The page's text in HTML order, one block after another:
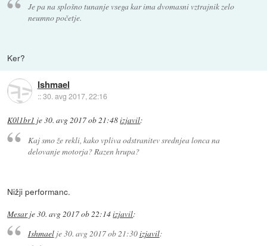
Je pa na splošno tunanje vsega kar ima dvomasni vztrajnik zelo
neumno početje.
Ker?
Ishmael
::30. avg 2017, 22:16
K0l1br1 je30. avg 2017 ob 21:48izjavil:
Kaj smo že rekli, kako vpliva odstranitev srednjea lonca na
delovanje motorja? Razen hrupa?
Nižji performanc.
Mesarje30. avg 2017 ob 22:14izjavil:
Ishmaelje30. avg 2017 ob 21:30izjavil: